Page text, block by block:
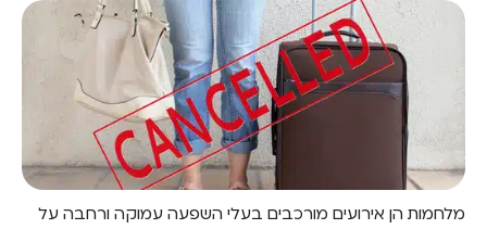
מלחמות הן אירועים מורכבים בעלי השפעה עמוקה ורחבה על